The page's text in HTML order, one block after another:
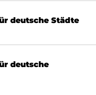
deutsche Städte
deutsche